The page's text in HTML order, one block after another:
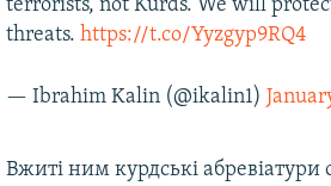
terrorists, not Kurds. We will
threats.https://t.co/Yyzgyp9RQ4
— Ibrahim Kalin (@ikalin1)
Вжиті ним курдські абревіатури